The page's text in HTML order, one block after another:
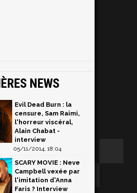
NEWS
Evil Dead Burn : la
censure, Sam Raimi,
l'horreur viscéral,
Alain Chabat -
interview
05/11/2014, 18:04
SCARY MOVIE : Neve
Campbell vexée par
l'imitation d'Anna
Faris ? Interview